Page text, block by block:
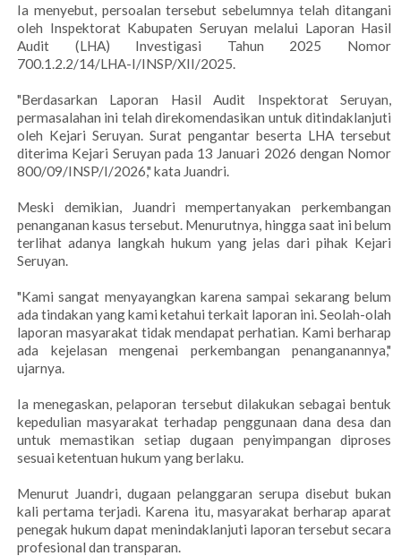
Ia menyebut, persoalan tersebut sebelumnya telah ditangani
oleh Inspektorat Kabupaten Seruyan melalui Laporan Hasil
Audit (LHA) Investigasi Tahun 2025 Nomor
700.1.2.2/14/LHA-I/INSP/XII/2025.
"Berdasarkan Laporan Hasil Audit Inspektorat Seruyan,
permasalahan ini telah direkomendasikan untuk ditindaklanjuti
oleh Kejari Seruyan. Surat pengantar beserta LHA tersebut
diterima Kejari Seruyan pada 13 Januari 2026 dengan Nomor
800/09/INSP/I/2026," kata Juandri.
Meski demikian, Juandri mempertanyakan perkembangan
penanganan kasus tersebut. Menurutnya, hingga saat ini belum
terlihat adanya langkah hukum yang jelas dari pihak Kejari
Seruyan.
"Kami sangat menyayangkan karena sampai sekarang belum
ada tindakan yang kami ketahui terkait laporan ini. Seolah-olah
laporan masyarakat tidak mendapat perhatian. Kami berharap
ada kejelasan mengenai perkembangan penanganannya,"
ujarnya.
Ia menegaskan, pelaporan tersebut dilakukan sebagai bentuk
kepedulian masyarakat terhadap penggunaan dana desa dan
untuk memastikan setiap dugaan penyimpangan diproses
sesuai ketentuan hukum yang berlaku.
Menurut Juandri, dugaan pelanggaran serupa disebut bukan
kali pertama terjadi. Karena itu, masyarakat berharap aparat
penegak hukum dapat menindaklanjuti laporan tersebut secara
profesional dan transparan.